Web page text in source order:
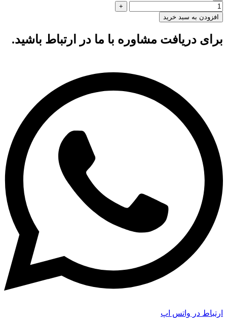
افزودن به سبد خرید
برای دریافت مشاوره با ما در ارتباط باشید.
ارتباط در واتس اپ